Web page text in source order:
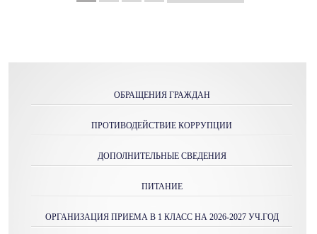
ОБРАЩЕНИЯ ГРАЖДАН
ПРОТИВОДЕЙСТВИЕ КОРРУПЦИИ
ДОПОЛНИТЕЛЬНЫЕ СВЕДЕНИЯ
ПИТАНИЕ
ОРГАНИЗАЦИЯ ПРИЕМА В 1 КЛАСС НА 2026-2027 УЧ.ГОД